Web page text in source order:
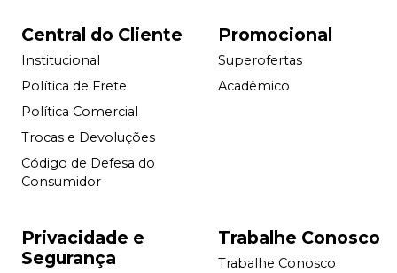
Central do Cliente
Institucional
Política de Frete
Política Comercial
Trocas e Devoluções
Código de Defesa do
Consumidor
Promocional
Superofertas
Acadêmico
Privacidade e
Segurança
Trabalhe Conosco
Trabalhe Conosco